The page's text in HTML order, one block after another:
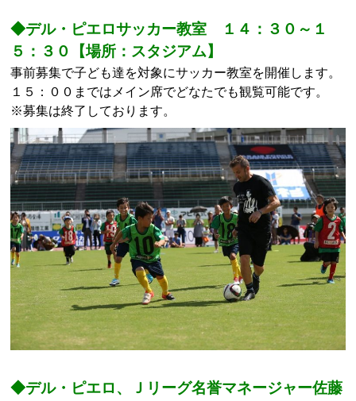
◆デル・ピエロサッカー教室 １４：３０～１
５：３０【場所：スタジアム】
事前募集で子ども達を対象にサッカー教室を開催します。
１５：００まではメイン席でどなたでも観覧可能です。
※募集は終了しております。
◆デル・ピエロ、Ｊリーグ名誉マネージャー佐藤